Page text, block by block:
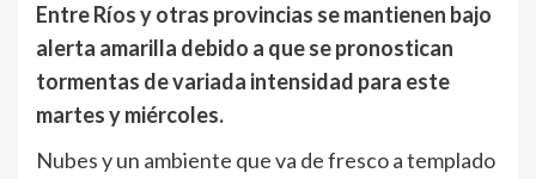
Entre Ríos y otras provincias se mantienen bajo
alerta amarilla debido a que se pronostican
tormentas de variada intensidad para este
martes y miércoles.
Nubes y un ambiente que va de fresco a templado